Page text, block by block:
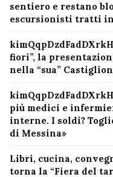
sentiero e restano
escursionisti tratti in
fiori”, la
nella “sua”
più medici e
interne. I soldi?
di Messina»
Libri, cucina,
torna la “Fiera del